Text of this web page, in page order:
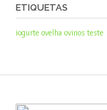
ETIQUETAS
iogurte ovelha ovinos teste